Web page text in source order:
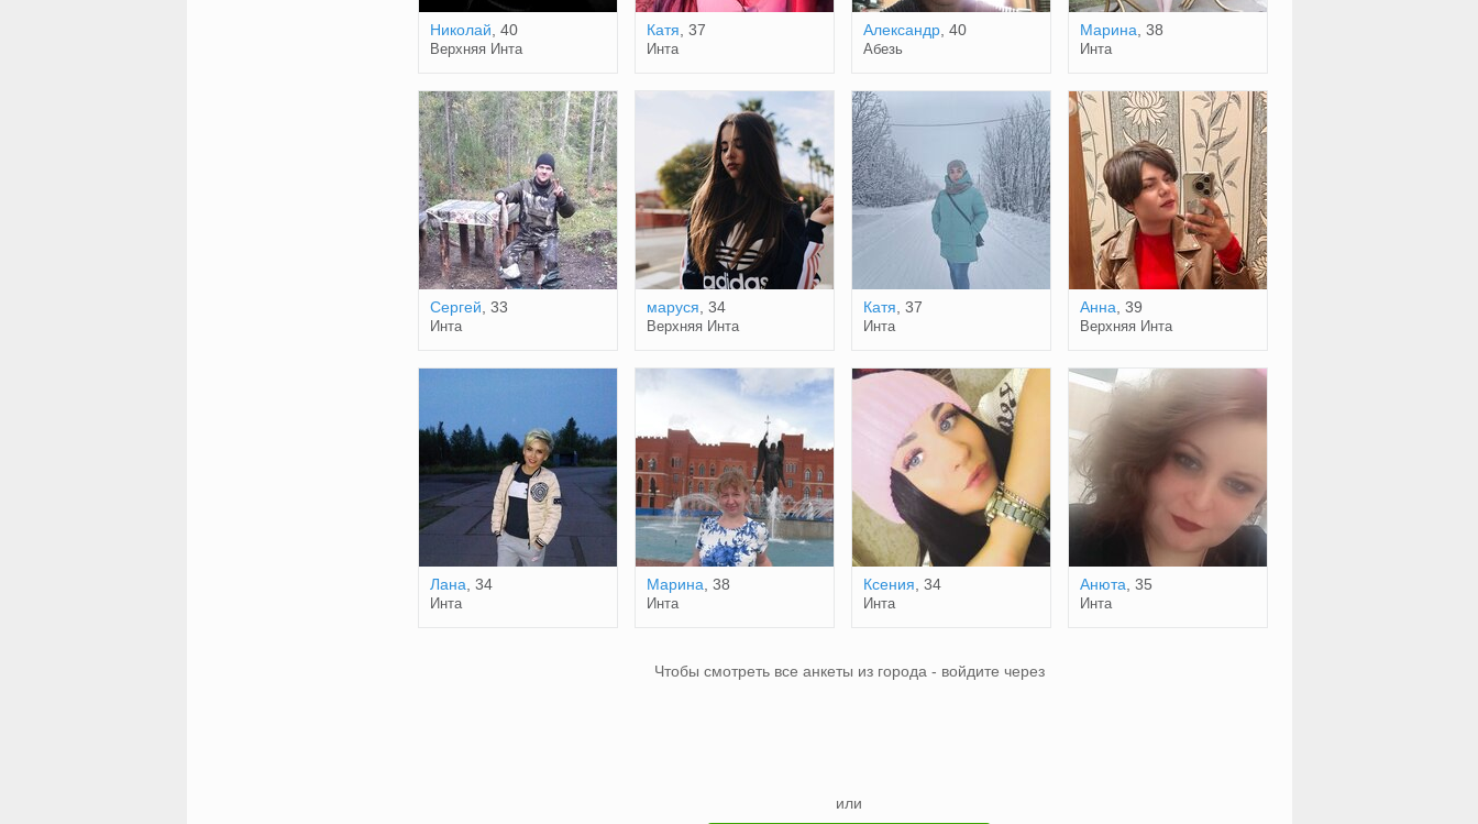
Николай , 40
Верхняя Инта
Катя , 37
Инта
Александр, 40
Абезь
Марина , 38
Инта
Сергей , 33
Инта
маруся , 34
Верхняя Инта
Катя , 37
Инта
Анна , 39
Верхняя Инта
Лана , 34
Инта
Марина , 38
Инта
Ксения , 34
Инта
Анюта , 35
Инта
Чтобы смотреть все анкеты из города - войдите через
или